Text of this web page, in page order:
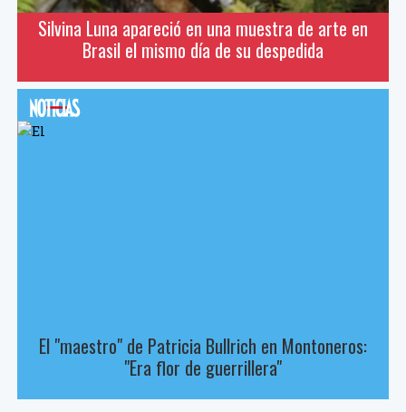
Silvina Luna apareció en una muestra de arte en
Brasil el mismo día de su despedida
El "maestro" de Patricia Bullrich en Montoneros:
"Era flor de guerrillera"